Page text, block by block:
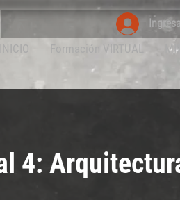
INICIO Formación VIRTUAL
4: